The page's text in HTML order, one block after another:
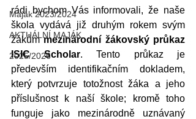
Maják 2023/2024
AKTUÁLNÍ MAJÁK
2025/2026
rádi bychom Vás informovali, že naše
škola vydává již druhým rokem svým
žákům mezinárodní žákovský průkaz
ISIC Scholar. Tento průkaz je
především identifikačním dokladem,
který potvrzuje totožnost žáka a jeho
příslušnost k naší škole; kromě toho
funguje jako mezinárodně uznávaný